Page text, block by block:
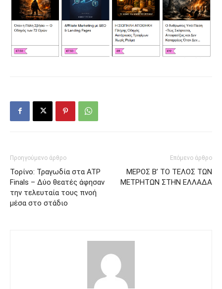
Προηγούμενο άρθρο
Τορίνο: Τραγωδία στα ATP
Finals – Δύο θεατές άφησαν
την τελευταία τους πνοή
μέσα στο στάδιο
Επόμενο άρθρο
ΜΕΡΟΣ Β’ ΤΟ ΤΕΛΟΣ ΤΩΝ
ΜΕΤΡΗΤΩΝ ΣΤΗΝ ΕΛΛΑΔΑ